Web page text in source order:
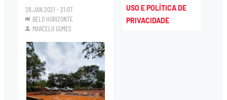
28.JAN.2021 - 21:07
BELO HORIZONTE
MARCELO GOMES
USO E POLÍTICA DE
PRIVACIDADE